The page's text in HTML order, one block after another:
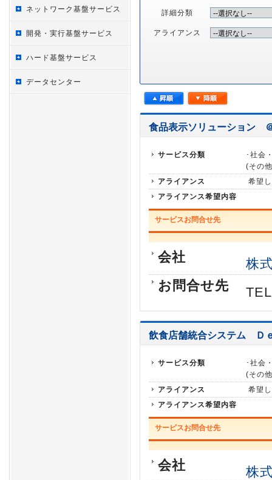
ネットワーク基盤サービス
開発・実行基盤サービス
ハード基盤サービス
データセンター
詳細分類
アライアンス
食品表示ソリューション
サービス分類
･社会
(その
アライアンス
希望
アライアンス希望内容
サービスお問合せ先
会社
株
お問合せ先
飲食店舗統合システム
サービス分類
･社会
(その
アライアンス
希望
アライアンス希望内容
サービスお問合せ先
会社
株